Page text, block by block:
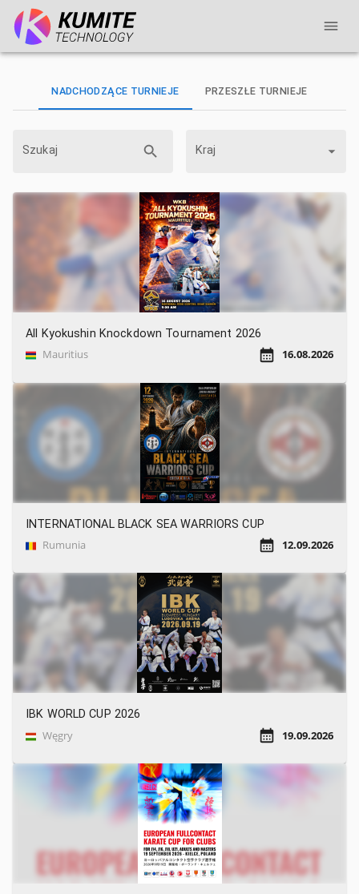
NADCHODZĄCE TURNIEJE PRZESZŁE TURNIEJE
Szukaj Kraj
All Kyokushin Knockdown Tournament 2026
Mauritius 16.08.2026
INTERNATIONAL BLACK SEA WARRIORS CUP
Rumunia 12.09.2026
IBK WORLD CUP 2026
Węgry 19.09.2026